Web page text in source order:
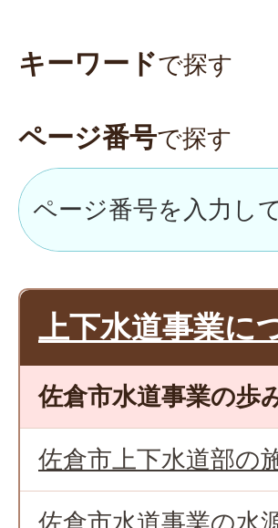
キーワードで探す
ページ番号で探す
上下水道事業に
佐倉市水道事業の歩
佐倉市上下水道部の
佐倉市水道事業の水